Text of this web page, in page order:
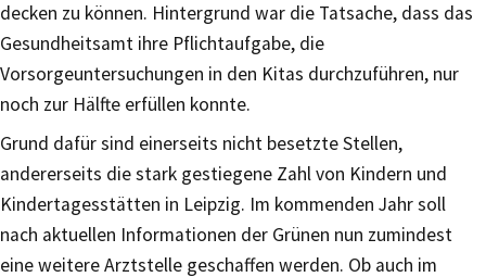
decken zu können. Hintergrund war die Tatsache, dass das
Gesundheitsamt ihre Pflichtaufgabe, die
Vorsorgeuntersuchungen in den Kitas durchzuführen, nur
noch zur Hälfte erfüllen konnte.
Grund dafür sind einerseits nicht besetzte Stellen,
andererseits die stark gestiegene Zahl von Kindern und
Kindertagesstätten in Leipzig. Im kommenden Jahr soll
nach aktuellen Informationen der Grünen nun zumindest
eine weitere Arztstelle geschaffen werden. Ob auch im